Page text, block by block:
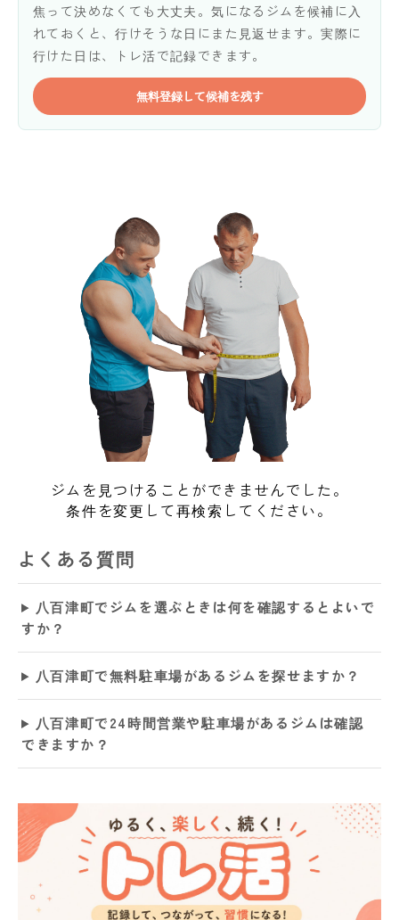
焦って決めなくても大丈夫。気になるジムを候補に入
れておくと、行けそうな日にまた見返せます。実際に
行けた日は、トレ活で記録できます。
無料登録して候補を残す
ジムを見つけることができませんでした。
条件を変更して再検索してください。
よくある質問
八百津町でジムを選ぶときは何を確認するとよいで
すか？
八百津町で無料駐車場があるジムを探せますか？
八百津町で24時間営業や駐車場があるジムは確認
できますか？